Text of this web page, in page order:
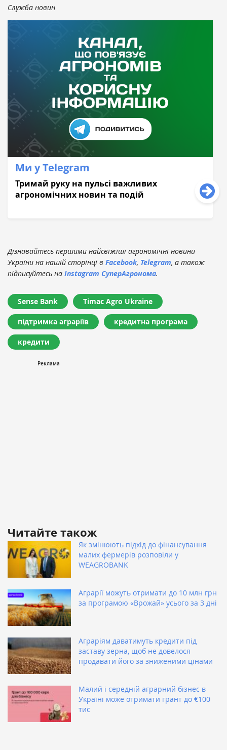
Служба новин
Ми у Telegram
Тримай руку на пульсі важливих
агрономічних новин та подій
Дізнавайтесь першими найсвіжіші агрономічні новини
України на нашій сторінці в Facebook, Telegram, а також
підписуйтесь на Instagram СуперАгронома.
Sense Bank Timac Agro Ukraine
підтримка аграріїв кредитна програма
кредити
Читайте також
Як змінюють підхід до фінансування
малих фермерів розповіли у
WEAGROBANK
Аграрії можуть отримати до 10 млн грн
за програмою «Врожай» усього за 3 дні
Аграріям даватимуть кредити під
заставу зерна, щоб не довелося
продавати його за зниженими цінами
Малий і середній аграрний бізнес в
Україні може отримати грант до €100
тис